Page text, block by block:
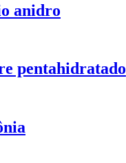
anidro
pentahidratado